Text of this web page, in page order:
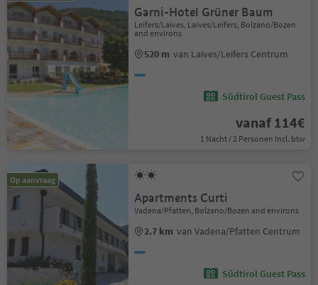
Garni-Hotel Grüner Baum
Leifers/Laives, Laives/Leifers, Bolzano/Bozen
and environs
520 m van Laives/Leifers Centrum
Südtirol Guest Pass
vanaf 114€
1 Nacht / 2 Personen Incl. btw
Op aanvraag
Apartments Curti
Vadena/Pfatten, Bolzano/Bozen and environs
2.7 km van Vadena/Pfatten Centrum
Südtirol Guest Pass